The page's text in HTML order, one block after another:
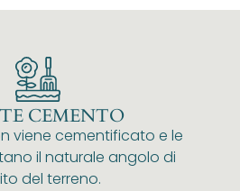
CEMENTO
viene cementificato e le
il naturale angolo di
del terreno.